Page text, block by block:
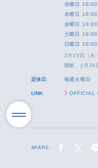
水曜日
木曜日
金曜日
土曜日
日曜日
2月23日（火
開館、2月24
定休日: 毎週火曜日
LINK: OFFICIAL
SHARE: